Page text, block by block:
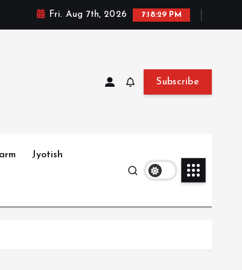
Fri. Aug 7th, 2026 7:18:30 PM
Subscribe
Jyotish